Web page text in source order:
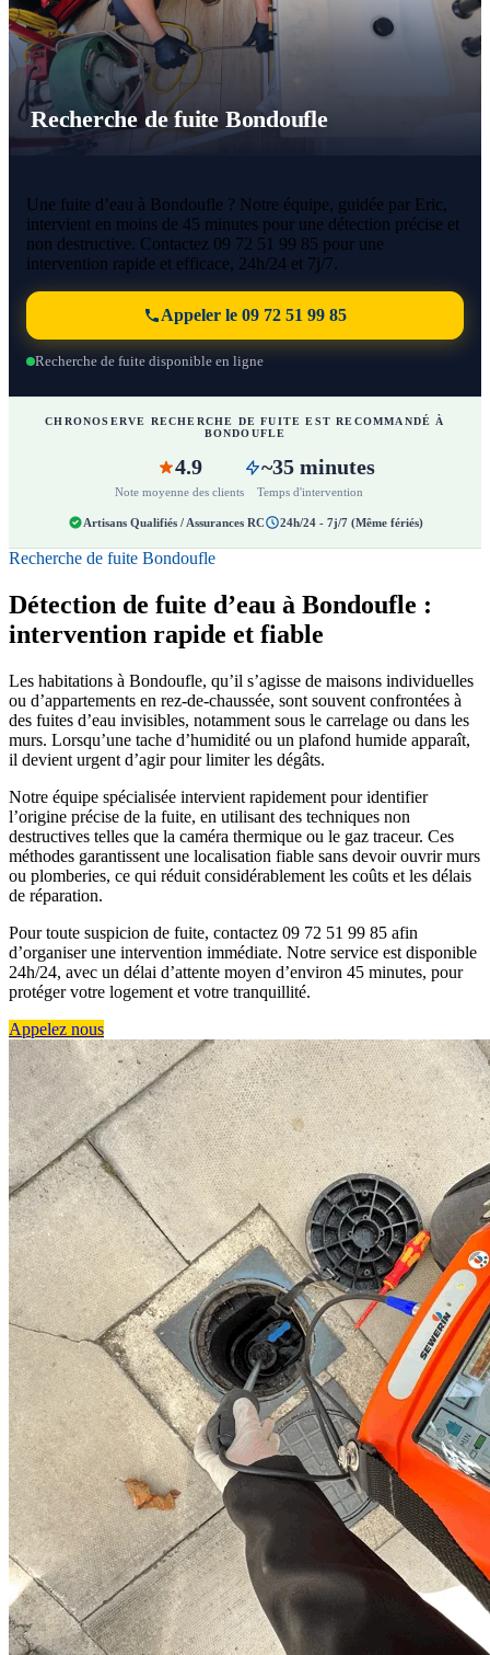
Recherche de fuite Bondoufle
Une fuite d’eau à Bondoufle ? Notre équipe, guidée par Eric,
intervient en moins de 45 minutes pour une détection précise et
non destructive. Contactez 09 72 51 99 85 pour une
intervention rapide et efficace, 24h/24 et 7j/7.
Appeler le 09 72 51 99 85
Recherche de fuite disponible en ligne
CHRONOSERVE RECHERCHE DE FUITE EST RECOMMANDÉ À
BONDOUFLE
4.9
Note moyenne des clients
~35 minutes
Temps d'intervention
Artisans Qualifiés / Assurances RC 24h/24 - 7j/7 (Même fériés)
Recherche de fuite Bondoufle
Détection de fuite d’eau à Bondoufle :
intervention rapide et fiable
Les habitations à Bondoufle, qu’il s’agisse de maisons individuelles
ou d’appartements en rez-de-chaussée, sont souvent confrontées à
des fuites d’eau invisibles, notamment sous le carrelage ou dans les
murs. Lorsqu’une tache d’humidité ou un plafond humide apparaît,
il devient urgent d’agir pour limiter les dégâts.
Notre équipe spécialisée intervient rapidement pour identifier
l’origine précise de la fuite, en utilisant des techniques non
destructives telles que la caméra thermique ou le gaz traceur. Ces
méthodes garantissent une localisation fiable sans devoir ouvrir murs
ou plomberies, ce qui réduit considérablement les coûts et les délais
de réparation.
Pour toute suspicion de fuite, contactez 09 72 51 99 85 afin
d’organiser une intervention immédiate. Notre service est disponible
24h/24, avec un délai d’attente moyen d’environ 45 minutes, pour
protéger votre logement et votre tranquillité.
Appelez nous